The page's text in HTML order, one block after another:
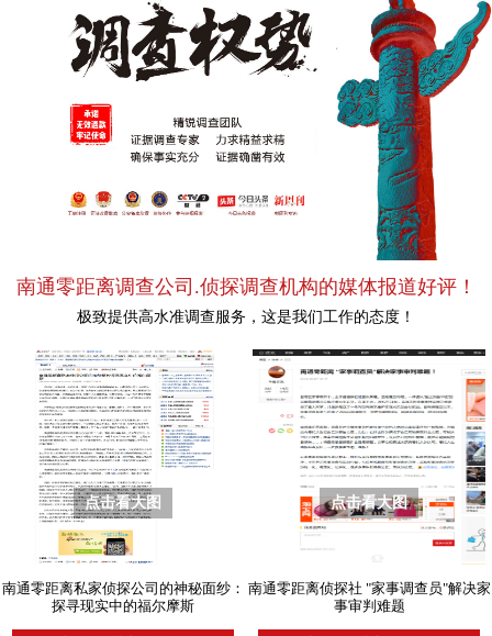
南通零距离调查公司.侦探调查机构的媒体报道好评！
极致提供高水准调查服务，这是我们工作的态度！
点击看大图
南通零距离私家侦探公司的神秘面纱：
探寻现实中的福尔摩斯
点击看大图
南通零距离侦探社 "家事调查员"解决家
事审判难题